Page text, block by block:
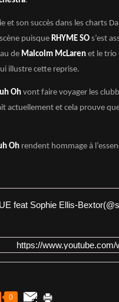
et son succès dans les charts
puisqueRHYME SO s’est
de Malcolm McLaren et le trio
illustre cette reprise.
Oh vont faire voyager les
actuellement et cela prouve
Oh rendent hommage à
https://
0